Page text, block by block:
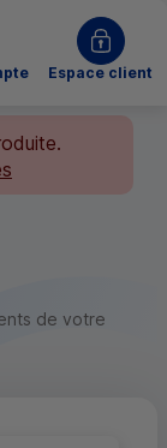
Mutuel
Espace client
de votre